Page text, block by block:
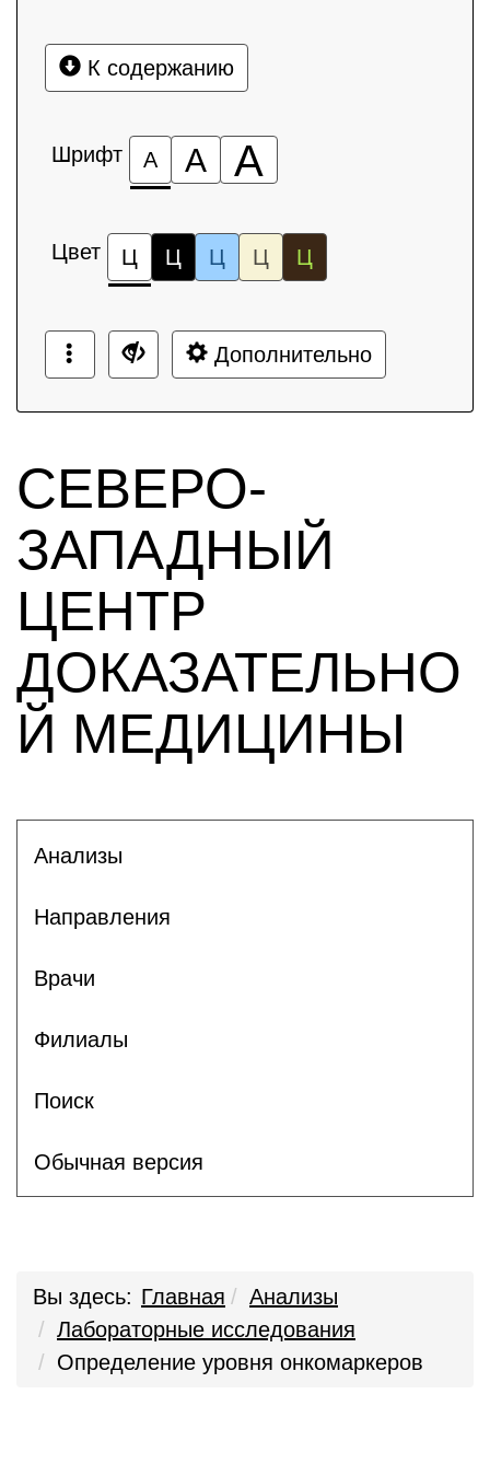
К содержанию
Шрифт А А А
Цвет Ц Ц Ц Ц Ц
Дополнительно
СЕВЕРО-
ЗАПАДНЫЙ
ЦЕНТР
ДОКАЗАТЕЛЬНО
Й МЕДИЦИНЫ
Анализы
Направления
Врачи
Филиалы
Поиск
Обычная версия
Вы здесь: Главная
Анализы
Лабораторные исследования
Определение уровня онкомаркеров